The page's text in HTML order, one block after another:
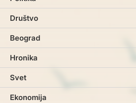
Društvo
Beograd
Hronika
Svet
Ekonomija